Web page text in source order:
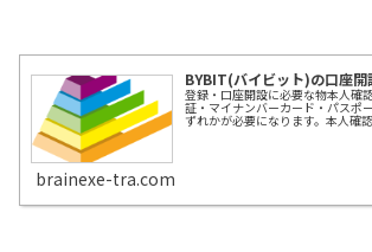
BYBIT(バイビット)の口座
登録・口座開設に必要な物本人確
証・マイナンバーカード・パスポ
ずれかが必要になります。本人確
brainexe-tra.com